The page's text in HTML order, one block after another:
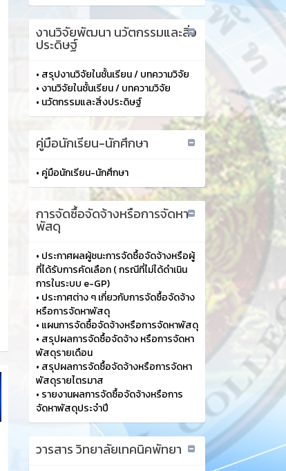
งานวิจัยพัฒนา นวัตกรรมและสิ่ง
ประดิษฐ์
• สรุปงานวิจัยในชั้นเรียน / บทความวิจัย
•งานวิจัยในชั้นเรียน / บทความวิจัย
• นวัตกรรมและสิ่งประดิษฐ์
คู่มือนักเรียน-นักศึกษา
• คู่มือนักเรียน-นักศึกษา
การจัดซื้อจัดจ้างหรือการจัดหา
พัสดุ
• ประกาศผลผู้ชนะการจัดซื้อจัดจ้างหรือผู้
ที่ได้รับการคัดเลือก ( กรณีที่ไม่ได้ดำเนิน
การในระบบ e-GP)
• ประกาศต่าง ๆ เกี่ยวกับการจัดซื้อจัดจ้าง
หรือการจัดหาพัสดุ
• แผนการจัดซื้อจัดจ้างหรือการจัดหาพัสดุ
• สรุปผลการจัดซื้อจัดจ้าง หรือการจัดหา
พัสดุรายเดือน
• สรุปผลการจัดซื้อจัดจ้างหรือการจัดหา
พัสดุรายไตรมาส
• รายงานผลการจัดซื้อจัดจ้างหรือการ
จัดหาพัสดุประจำปี
วารสาร วิทยาลัยเทคนิคพัทยา